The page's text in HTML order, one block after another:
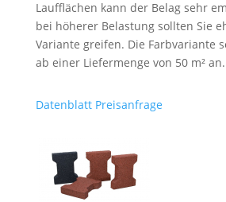
Laufflächen kann der Belag sehr
bei höherer Belastung sollten Sie
Variante greifen. Die Farbvariante
ab einer Liefermenge von 50 m² an.
Datenblatt Preisanfrage